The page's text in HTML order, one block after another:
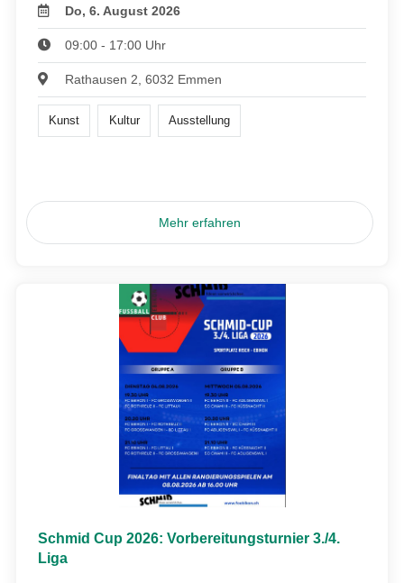
Do, 6. August 2026
09:00 - 17:00 Uhr
Rathausen 2, 6032 Emmen
Kunst Kultur Ausstellung
Mehr erfahren
Schmid Cup 2026: Vorbereitungsturnier 3./4.
Liga